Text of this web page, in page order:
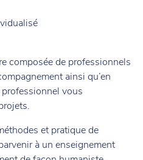
composée de professionnels
ainsi qu’en
vous
et pratique de
à un enseignement